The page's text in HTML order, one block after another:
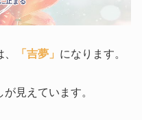
「吉夢」 になります。
が見えています。